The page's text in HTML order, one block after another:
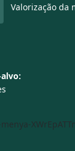
Valorização da